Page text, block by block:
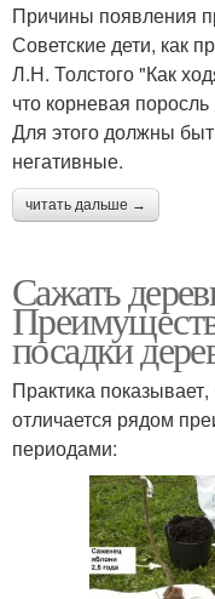
Причины появления
Советские дети, как
Л.Н. Толстого "Как
что корневая
Для этого должны
негативные.
читать дальше →
Сажать
посадки
Практика
отличается рядом
периодами: